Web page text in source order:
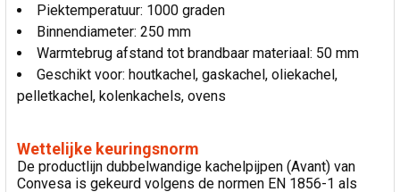
Piektemperatuur: 1000 graden
Binnendiameter: 250 mm
Warmtebrug afstand tot brandbaar materiaal: 50 mm
Geschikt voor: houtkachel, gaskachel, oliekachel,
pelletkachel, kolenkachels, ovens
Wettelijke keuringsnorm
De productlijn dubbelwandige kachelpijpen (Avant) van
Convesa is gekeurd volgens de normen EN 1856-1 als